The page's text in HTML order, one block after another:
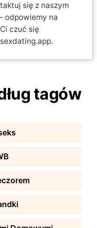
się z naszym
odpowiemy na
czuć się
tagów